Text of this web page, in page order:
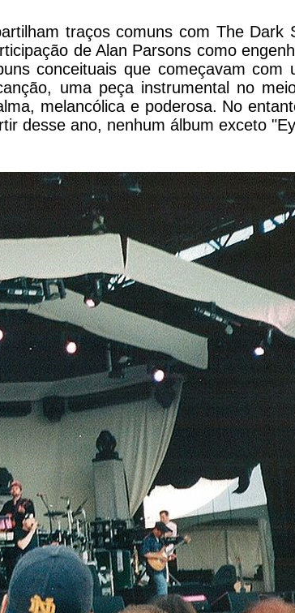
traços comuns com The Dark
de Alan Parsons como
conceituais que começavam com
uma peça instrumental no
melancólica e poderosa. No
desse ano, nenhum álbum exceto